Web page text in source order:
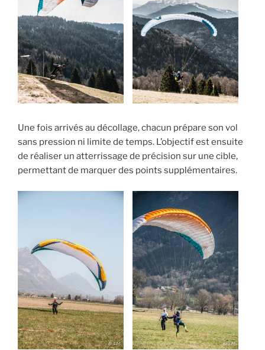
Une fois arrivés au décollage, chacun prépare son vol
sans pression ni limite de temps. L’objectif est ensuite
de réaliser un atterrissage de précision sur une cible,
permettant de marquer des points supplémentaires.